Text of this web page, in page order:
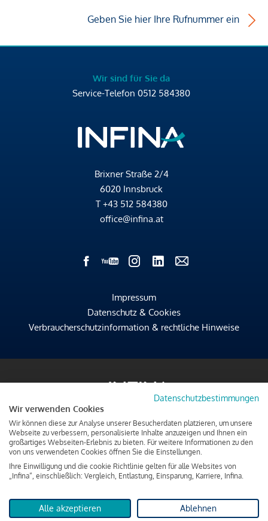
Geben Sie hier Ihre Rufnummer ein
Wir sind für Sie da
Service-Telefon 0512 584380
Brixner Straße 2/4
6020 Innsbruck
T +43 512 584380
office@infina.at
Impressum
Datenschutz & Cookies
Verbraucherschutzinformation & rechtliche Hinweise
Datenschutzbestimmungen
Wir verwenden Cookies
Wir können diese zur Analyse unserer Besucherdaten platzieren, um unsere
Webseite zu verbessern, personalisierte Inhalte anzuzeigen und Ihnen ein
großartiges Webseiten-Erlebnis zu bieten. Für weitere Informationen zu den
von uns verwendeten Cookies öffnen Sie die Einstellungen.
Ihre Einwilligung und die cookie Richtlinie gelten für alle Websites von
„Infina“, einschließlich: Vergleich, Entlastung, Einsparung, Karriere, Infina.
Alle akzeptieren Ablehnen